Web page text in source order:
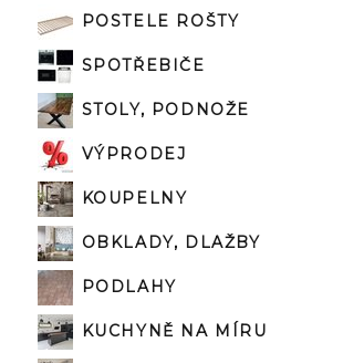
POSTELE ROŠTY
SPOTŘEBIČE
STOLY, PODNOŽE
VÝPRODEJ
KOUPELNY
OBKLADY, DLAŽBY
PODLAHY
KUCHYNĚ NA MÍRU